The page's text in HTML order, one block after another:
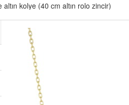
kolye (40 cm altın rolo zincir)